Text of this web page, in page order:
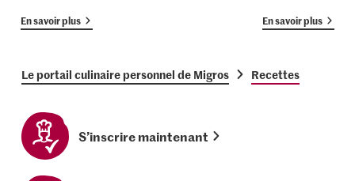
En savoir plus En savoir plus
Le portail culinaire personnel de Migros Recettes
S’inscrire maintenant